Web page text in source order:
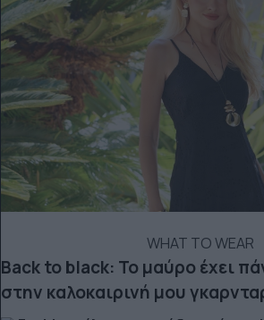
WHAT TO WEAR
Back to black: Το μαύρο έχει
στην καλοκαιρινή μου